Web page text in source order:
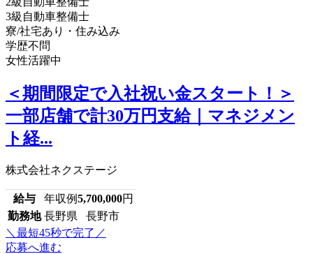
3級自動車整備士
寮/社宅あり・住み込み
学歴不問
女性活躍中
＜期間限定で入社祝い金スタート！＞
一部店舗で計30万円支給｜マネジメン
ト経...
株式会社ネクステージ
給与 年収例5,700,000円
勤務地 長野県 長野市
＼最短45秒で完了／
応募へ進む